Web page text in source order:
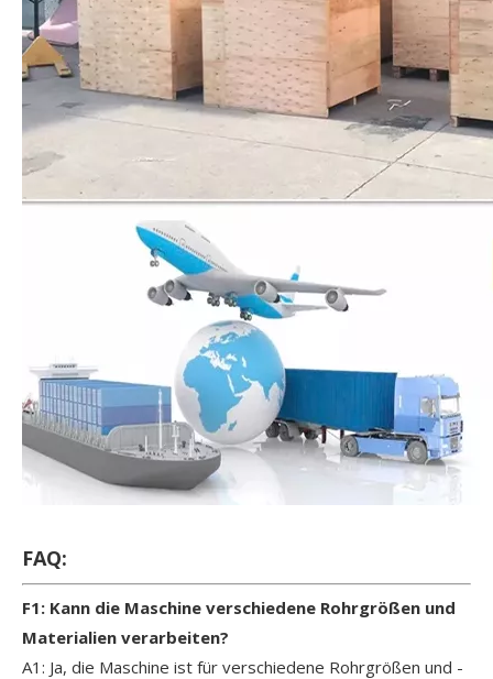
FAQ:
F1: Kann die Maschine verschiedene Rohrgrößen und
Materialien verarbeiten?
A1: Ja, die Maschine ist für verschiedene Rohrgrößen und -